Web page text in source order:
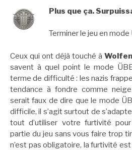
Plus que ça.
Terminer le jeu en mode
Ceux qui ont déjà touché à
savent à quel point le mode
terme de difficulté : les nazis
tendance à fondre comme
serait faux de dire que le mode
difficile, il s’agit surtout de
tout d’utiliser votre furtivité
partie du jeu sans vous faire trop
n’est pas obligatoire, la furtivité